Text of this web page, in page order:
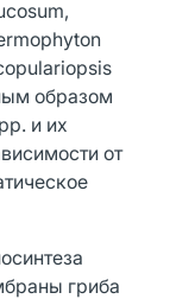
образом
и их
от
гриба